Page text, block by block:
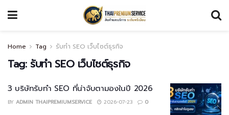
Home Tag รับทำ SEO เว็บไซต์ธุรกิจ
Tag: รับทำ SEO เว็บไซต์ธุรกิจ
3 บริษัทรับทำ SEO ที่น่าจับตามองในปี 2026
BY ADMIN THAIPREMIUMSERVICE 2026-07-23 0